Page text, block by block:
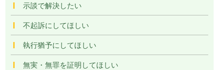
示談で解決したい
不起訴にしてほしい
執行猶予にしてほしい
無実・無罪を証明してほしい